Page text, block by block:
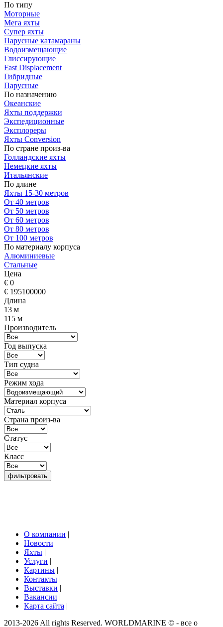
По типу
Моторные
Мега яхты
Супер яхты
Парусные катамараны
Водоизмещающие
Глиссирующие
Fast Displacement
Гибридные
Парусные
По назначению
Океанские
Яхты поддержки
Экспедиционные
Эксплореры
Яхты Conversion
По стране произ-ва
Голландские яхты
Немецкие яхты
Итальянские
По длине
Яхты 15-30 метров
От 40 метров
От 50 метров
От 60 метров
От 80 метров
От 100 метров
По материалу корпуса
Алюминиевые
Стальные
Цена
€ 0
€ 195100000
Длина
13 м
115 м
Производитель
Год выпуска
Тип судна
Режим хода
Материал корпуса
Страна произ-ва
Статус
Класс
О компании |
Новости |
Яхты |
Услуги |
Картины |
Контакты |
Выставки |
Вакансии |
Карта сайта |
2013-2026 All rights Reserved. WORLDMARINE © - все о